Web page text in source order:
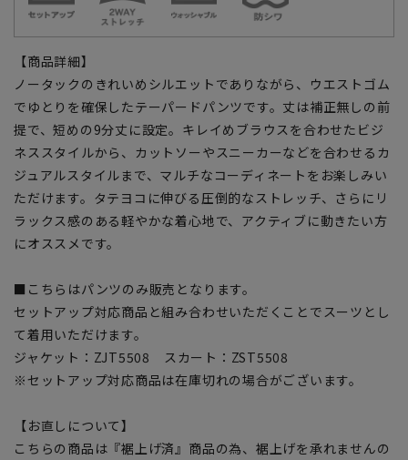
【商品詳細】
ノータックのきれいめシルエットでありながら、ウエストゴム
でゆとりを確保したテーパードパンツです。丈は補正無しの前
提で、短めの9分丈に設定。キレイめブラウスを合わせたビジ
ネススタイルから、カットソーやスニーカーなどを合わせるカ
ジュアルスタイルまで、マルチなコーディネートをお楽しみい
ただけます。タテヨコに伸びる圧倒的なストレッチ、さらにリ
ラックス感のある軽やかな着心地で、アクティブに動きたい方
にオススメです。
■こちらはパンツのみ販売となります。
セットアップ対応商品と組み合わせいただくことでスーツとし
て着用いただけます。
ジャケット：ZJT5508 スカート：ZST5508
※セットアップ対応商品は在庫切れの場合がございます。
【お直しについて】
こちらの商品は『裾上げ済』商品の為、裾上げを承れませんの